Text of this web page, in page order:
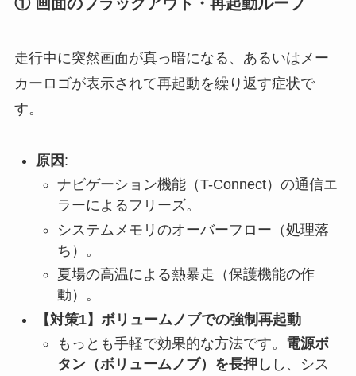
走行中に突然画面が真っ暗になる、あるいはメー
カーロゴが表示されて再起動を繰り返す症状で
す。
原因 :
ナビゲーション機能（T-Connect）の通信エ
ラーによるフリーズ。
システムメモリのオーバーフロー（処理落
ち）。
夏場の高温による熱暴走（保護機能の作
動）。
【対策1】ボリュームノブでの強制再起動
もっとも手軽で効果的な方法です。 電源ボ
タン（ボリュームノブ）を長押し し、シス